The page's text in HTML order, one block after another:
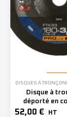
DISQUES À
Disque à
déporté en
180mm –
52,00 € HT